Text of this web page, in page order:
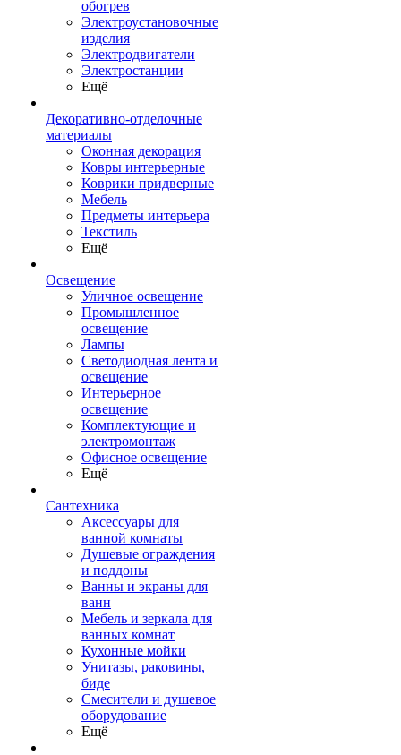
обогрев
Электроустановочные
изделия
Электродвигатели
Электростанции
Ещё
Декоративно-отделочные
материалы
Оконная декорация
Ковры интерьерные
Коврики придверные
Мебель
Предметы интерьера
Текстиль
Ещё
Освещение
Уличное освещение
Промышленное
освещение
Лампы
Светодиодная лента и
освещение
Интерьерное
освещение
Комплектующие и
электромонтаж
Офисное освещение
Ещё
Сантехника
Аксессуары для
ванной комнаты
Душевые ограждения
и поддоны
Ванны и экраны для
ванн
Мебель и зеркала для
ванных комнат
Кухонные мойки
Унитазы, раковины,
биде
Смесители и душевое
оборудование
Ещё